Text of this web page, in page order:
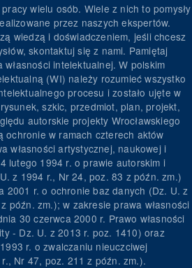
wielu osób. Wiele z nich to pomysły
przez naszych ekspertów.
wiedzą i doświadczeniem, jeśli chcesz
skontaktuj się z nami. Pamiętaj
intelektualnej. W polskim
(WI) należy rozumieć wszystko
procesu i zostało ujęte w
szkic, przedmiot, plan, projekt,
autorskie projekty Wrocławskiego
ochronie w ramach czterech aktów
własności artystycznej, naukowej i
lutego 1994 r. o prawie autorskim i
z 1994 r., Nr 24, poz. 83 z późn. zm.)
2001 r. o ochronie baz danych (Dz. U. z
późn. zm.); w zakresie prawa własności
30 czerwca 2000 r. Prawo własności
- Dz. U. z 2013 r. poz. 1410) oraz
r. o zwalczaniu nieuczciwej
Nr 47, poz. 211 z późn. zm.).